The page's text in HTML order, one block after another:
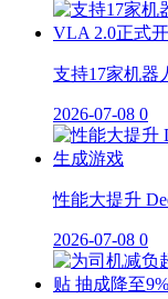
支持17家机器
2026-07-08 0
性能大提升
2026-07-08 0